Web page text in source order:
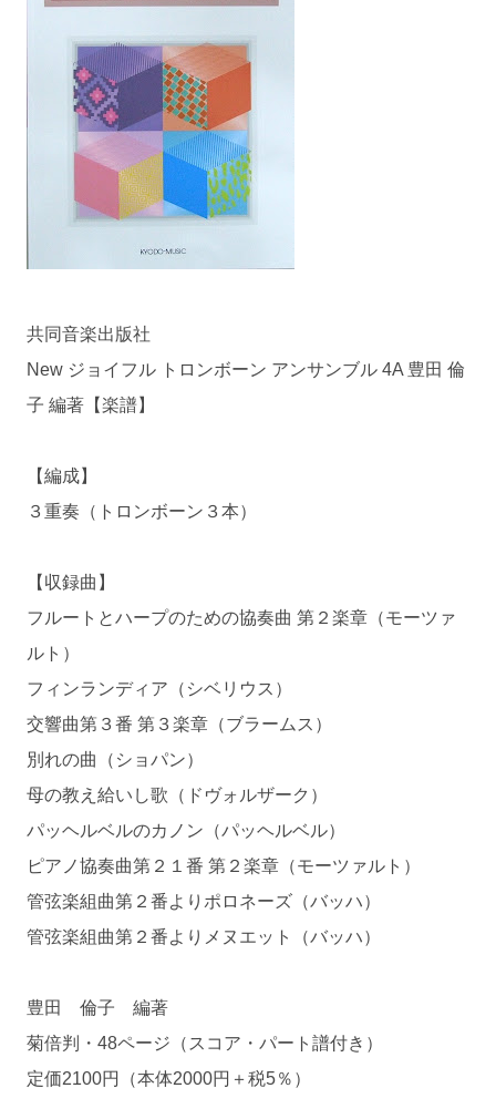
共同音楽出版社
New ジョイフル トロンボーン アンサンブル 4A 豊田 倫
子 編著【楽譜】
【編成】
３重奏（トロンボーン３本）
【収録曲】
フルートとハープのための協奏曲 第２楽章（モーツァ
ルト）
フィンランディア（シベリウス）
交響曲第３番 第３楽章（ブラームス）
別れの曲（ショパン）
母の教え給いし歌（ドヴォルザーク）
パッヘルベルのカノン（パッヘルベル）
ピアノ協奏曲第２１番 第２楽章（モーツァルト）
管弦楽組曲第２番よりポロネーズ（バッハ）
管弦楽組曲第２番よりメヌエット（バッハ）
豊田 倫子 編著
菊倍判・48ページ（スコア・パート譜付き）
定価2100円（本体2000円＋税5％）